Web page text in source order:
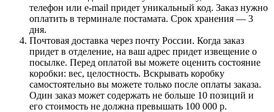
телефон или e-mail придет уникальный код. Заказ нужно
оплатить в терминале постамата. Срок хранения — 3
дня.
Почтовая доставка через почту России. Когда заказ
придет в отделение, на ваш адрес придет извещение о
посылке. Перед оплатой вы можете оценить состояние
коробки: вес, целостность. Вскрывать коробку
самостоятельно вы можете только после оплаты заказа.
Один заказ может содержать не больше 10 позиций и
его стоимость не должна превышать 100 000 р.